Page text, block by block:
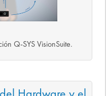
Q-SYS VisionSuite.